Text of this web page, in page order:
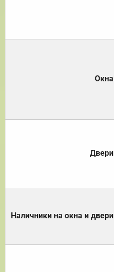
Окна
Двери
Наличники на окна и двери